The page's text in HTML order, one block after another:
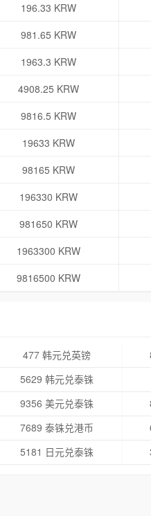
196.33 KRW
981.65 KRW
1963.3 KRW
4908.25 KRW
9816.5 KRW
19633 KRW
98165 KRW
196330 KRW
981650 KRW
1963300 KRW
9816500 KRW
477 韩元兑英镑
5629 韩元兑泰铢
9356 美元兑泰铢
7689 泰铢兑港币
5181 日元兑泰铢